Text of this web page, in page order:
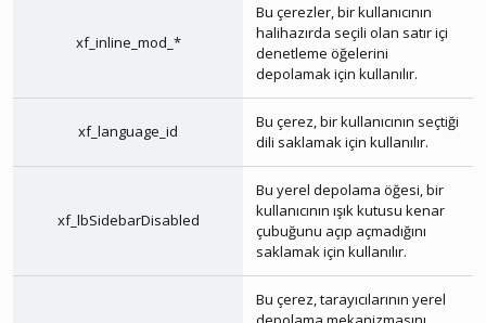
xf_inline_mod_*
Bu çerezler, bir kullanıcının
halihazırda seçili olan satır içi
denetleme öğelerini
depolamak için kullanılır.
xf_language_id
Bu çerez, bir kullanıcının seçtiği
dili saklamak için kullanılır.
xf_lbSidebarDisabled
Bu yerel depolama öğesi, bir
kullanıcının ışık kutusu kenar
çubuğunu açıp açmadığını
saklamak için kullanılır.
Bu çerez, tarayıcılarının yerel